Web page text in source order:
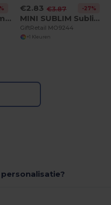
SUBLIDARK Sublimatie beker 300ml
€2.83 €3.87 -27%
MINI SUBLIM Sublimatiebeker klein
GiftRetail MO9244
+1 Kleuren